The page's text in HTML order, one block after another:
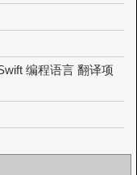
编程语言 翻译项